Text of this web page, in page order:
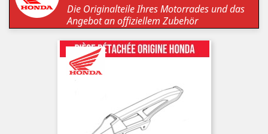
Die Originalteile Ihres Motorrades und das
Angebot an offiziellem Zubehör